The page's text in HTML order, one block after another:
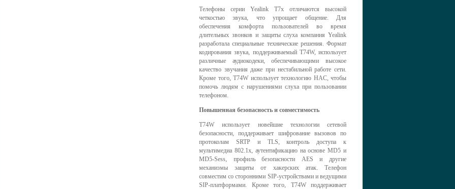
Телефоны серии Yealink T7x отличаются высокой
четкостью звука, что упрощает общение. Для
обеспечения комфорта пользователей во время
длительных звонков и защиты слуха компания Yealink
разработала специальные технические решения. Формат
кодирования звука, поддерживаемый T74W, использует
различные аудиокодеки, обеспечивающими высокое
качество звучания даже при нестабильной работе сети.
Кроме того, T74W использует технологию HAC, чтобы
помочь людям с нарушениями слуха при пользовании
телефоном.
Повышенная безопасность и совместимость
T74W использует новейшие технологии сетевой
безопасности, поддерживает шифрование вызовов по
протоколам SRTP и TLS, контроль доступа к
мультимедиа 802.1x, аутентификацию на основе MD5 и
MD5-Sess, профиль безопасности AES и другие
механизмы защиты от хакерских атак. Телефон
совместим со сторонними SIP-устройствами и ведущими
SIP-платформами. Кроме того, T74W поддерживает